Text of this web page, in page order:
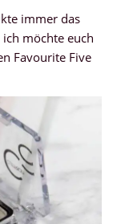
immer das
möchte euch
Favourite Five